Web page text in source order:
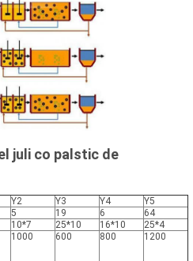
juli co palstic de
Y2 Y3 Y4
Y5
5 19 6
64
10*7 25*10 16*10
25*4
1000 600 800 1200